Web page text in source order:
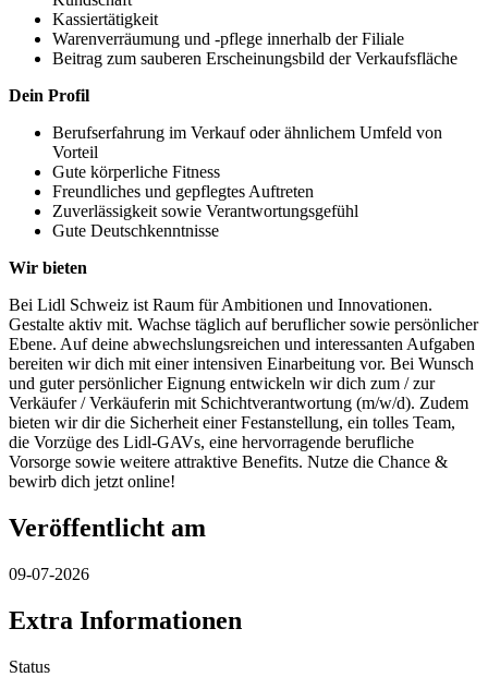
Kassiertätigkeit
Warenverräumung und -pflege innerhalb der Filiale
Beitrag zum sauberen Erscheinungsbild der Verkaufsfläche
Dein Profil
Berufserfahrung im Verkauf oder ähnlichem Umfeld von
Vorteil
Gute körperliche Fitness
Freundliches und gepflegtes Auftreten
Zuverlässigkeit sowie Verantwortungsgefühl
Gute Deutschkenntnisse
Wir bieten
Bei Lidl Schweiz ist Raum für Ambitionen und Innovationen.
Gestalte aktiv mit. Wachse täglich auf beruflicher sowie persönlicher
Ebene. Auf deine abwechslungsreichen und interessanten Aufgaben
bereiten wir dich mit einer intensiven Einarbeitung vor. Bei Wunsch
und guter persönlicher Eignung entwickeln wir dich zum / zur
Verkäufer / Verkäuferin mit Schichtverantwortung (m/w/d). Zudem
bieten wir dir die Sicherheit einer Festanstellung, ein tolles Team,
die Vorzüge des Lidl-GAVs, eine hervorragende berufliche
Vorsorge sowie weitere attraktive Benefits. Nutze die Chance &
bewirb dich jetzt online!
Veröffentlicht am
09-07-2026
Extra Informationen
Status